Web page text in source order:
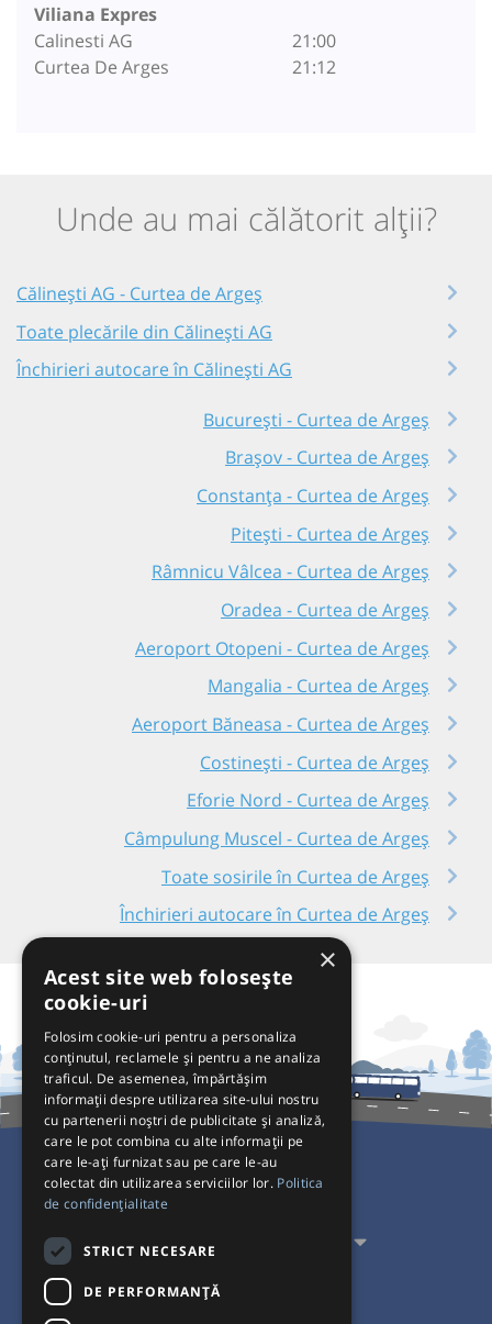
Viliana Expres
Calinesti AG
Curtea De Arges
21:00
21:12
Unde au mai călătorit alții?
Călinești AG - Curtea de Argeș
Toate plecările din Călinești AG
Închirieri autocare în Călinești AG
București - Curtea de Argeș
Brașov - Curtea de Argeș
Constanța - Curtea de Argeș
Pitești - Curtea de Argeș
Râmnicu Vâlcea - Curtea de Argeș
Oradea - Curtea de Argeș
Aeroport Otopeni - Curtea de Argeș
Mangalia - Curtea de Argeș
Aeroport Băneasa - Curtea de Argeș
Costinești - Curtea de Argeș
Eforie Nord - Curtea de Argeș
Câmpulung Muscel - Curtea de Argeș
Toate sosirile în Curtea de Argeș
Închirieri autocare în Curtea de Argeș
Pentru Călători
Pentru Transportatori
Interacționăm
×
Acest site web folosește
cookie-uri
Folosim cookie-uri pentru a personaliza
conținutul, reclamele și pentru a ne analiza
traficul. De asemenea, împărtășim
informații despre utilizarea site-ului nostru
cu partenerii noștri de publicitate și analiză,
care le pot combina cu alte informații pe
care le-ați furnizat sau pe care le-au
colectat din utilizarea serviciilor lor. Politica
de confidențialitate
STRICT NECESARE
DE PERFORMANȚĂ